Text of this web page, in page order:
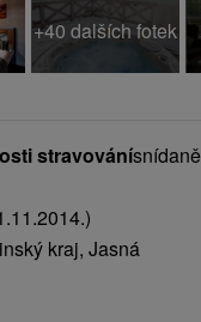
+40 dalších fotek
stravovánísnídaně
kraj, Jasná